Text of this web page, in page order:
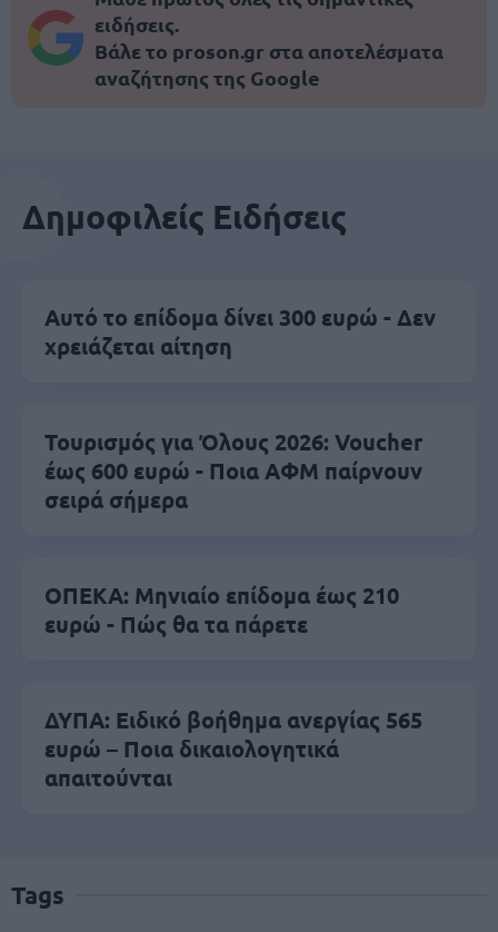
ειδήσεις.
Βάλε το proson.gr στα αποτελέσματα
αναζήτησης της Google
Δημοφιλείς Ειδήσεις
Αυτό το επίδομα δίνει 300 ευρώ - Δεν
χρειάζεται αίτηση
Τουρισμός για Όλους 2026: Voucher
έως 600 ευρώ - Ποια ΑΦΜ παίρνουν
σειρά σήμερα
ΟΠΕΚΑ: Μηνιαίο επίδομα έως 210
ευρώ - Πώς θα τα πάρετε
ΔΥΠΑ: Ειδικό βοήθημα ανεργίας 565
ευρώ – Ποια δικαιολογητικά
απαιτούνται
Tags